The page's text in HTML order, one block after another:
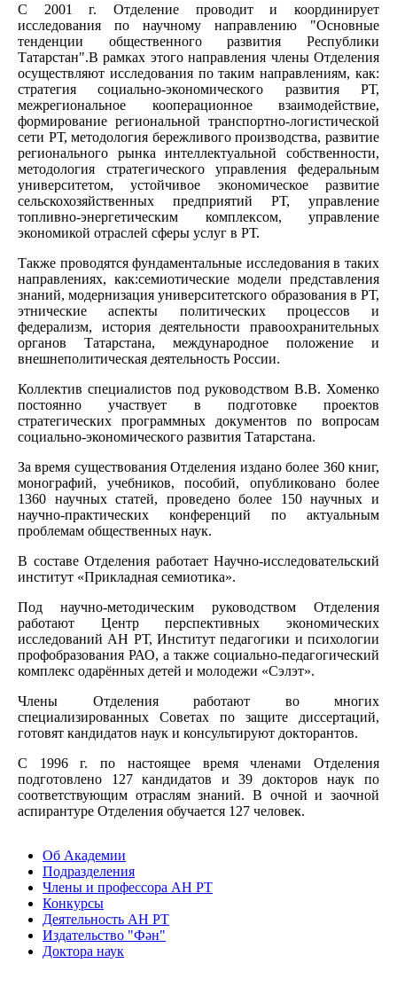
С 2001 г. Отделение проводит и координирует
исследования по научному направлению "Основные
тенденции общественного развития Республики
Татарстан".В рамках этого направления члены Отделения
осуществляют исследования по таким направлениям, как:
стратегия социально-экономического развития РТ,
межрегиональное кооперационное взаимодействие,
формирование региональной транспортно-логистической
сети РТ, методология бережливого производства, развитие
регионального рынка интеллектуальной собственности,
методология стратегического управления федеральным
университетом, устойчивое экономическое развитие
сельскохозяйственных предприятий РТ, управление
топливно-энергетическим комплексом, управление
экономикой отраслей сферы услуг в РТ.
Также проводятся фундаментальные исследования в таких
направлениях, как:семиотические модели представления
знаний, модернизация университетского образования в РТ,
этнические аспекты политических процессов и
федерализм, история деятельности правоохранительных
органов Татарстана, международное положение и
внешнеполитическая деятельность России.
Коллектив специалистов под руководством В.В. Хоменко
постоянно участвует в подготовке проектов
стратегических программных документов по вопросам
социально-экономического развития Татарстана.
За время существования Отделения издано более 360 книг,
монографий, учебников, пособий, опубликовано более
1360 научных статей, проведено более 150 научных и
научно-практических конференций по актуальным
проблемам общественных наук.
В составе Отделения работает Научно-исследовательский
институт «Прикладная семиотика».
Под научно-методическим руководством Отделения
работают Центр перспективных экономических
исследований АН РТ, Институт педагогики и психологии
профобразования РАО, а также социально-педагогический
комплекс одарённых детей и молодежи «Сэлэт».
Члены Отделения работают во многих
специализированных Советах по защите диссертаций,
готовят кандидатов наук и консультируют докторантов.
С 1996 г. по настоящее время членами Отделения
подготовлено 127 кандидатов и 39 докторов наук по
соответствующим отраслям знаний. В очной и заочной
аспирантуре Отделения обучается 127 человек.
Об Академии
Подразделения
Члены и профессора АН РТ
Конкурсы
Деятельность АН РТ
Издательство "Фән"
Доктора наук